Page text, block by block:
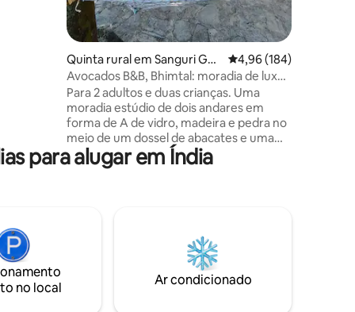
Quinta rural em Sanguri Gao
n
Classificação média
4,96 (184)
Avocados B&B, Bhimtal: moradia de luxo
em forma de A
Para 2 adultos e duas crianças. Uma
moradia estúdio de dois andares em
forma de A de vidro, madeira e pedra no
meio de um dossel de abacates e uma
pequena vinha de kiwis e algumas
plantas de flores raras nas instalações da
caminhantes, leitores, observadores de
aves, amantes da natureza, praticantes
de meditação ou pessoas que procuram
para alugar em Índia
no local
Ar condicionado